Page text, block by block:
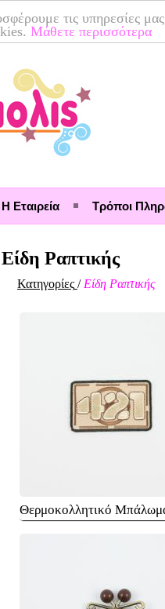
τις υπηρεσίες
Μάθετε περισσότερα
Η Εταιρεία Τρόποι
Είδη Ραπτικής
Κατηγορίες / Είδη Ραπτικής
Θερμοκολλητικό